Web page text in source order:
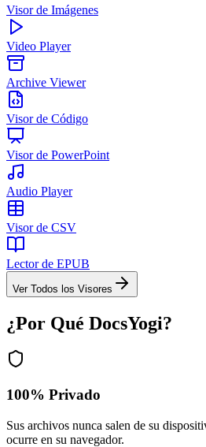
Visor de Imágenes
Video Player
Archive Viewer
Visor de Código
Visor de PowerPoint
Audio Player
Visor de CSV
Lector de EPUB
Ver Todos los Visores
¿Por Qué DocsYogi?
100% Privado
Sus archivos nunca salen de su
ocurre en su navegador.